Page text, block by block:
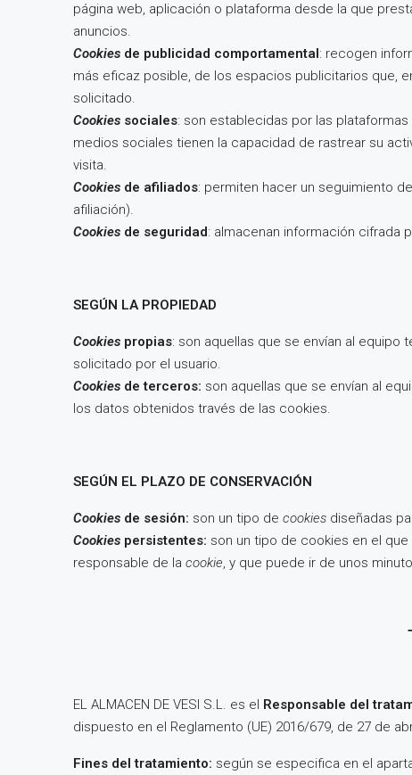
página web, aplicación o plataforma desde la que
anuncios.
Cookies de publicidad comportamental: recogen
más eficaz posible, de los espacios publicitarios que,
solicitado.
Cookies sociales: son establecidas por las
medios sociales tienen la capacidad de rastrear su
visita.
Cookies de afiliados: permiten hacer un seguimiento
afiliación).
Cookies de seguridad: almacenan información cifrada
SEGÚN LA PROPIEDAD
Cookies propias: son aquellas que se envían al
solicitado por el usuario.
Cookies de terceros: son aquellas que se envían al
los datos obtenidos través de las cookies.
SEGÚN EL PLAZO DE CONSERVACIÓN
Cookies de sesión: son un tipo de cookies diseñadas
Cookies persistentes: son un tipo de cookies en el
responsable de la cookie, y que puede ir de unos
EL ALMACEN DE VESI S.L. es el Responsable del
dispuesto en el Reglamento (UE) 2016/679, de 27 de
Fines del tratamiento: según se especifica en el